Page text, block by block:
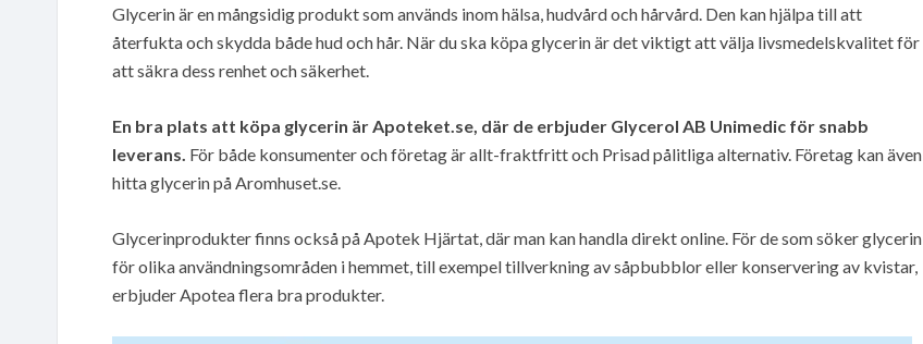
Glycerin är en mångsidig produkt som används inom hälsa, hudvård och hårvård. Den kan hjälpa till att
återfukta och skydda både hud och hår. När du ska köpa glycerin är det viktigt att välja livsmedelskvalitet för
att säkra dess renhet och säkerhet.
En bra plats att köpa glycerin är Apoteket.se, där de erbjuder Glycerol AB Unimedic för snabb
leverans. För både konsumenter och företag är allt-fraktfritt och Prisad pålitliga alternativ. Företag kan även
hitta glycerin på Aromhuset.se.
Glycerinprodukter finns också på Apotek Hjärtat, där man kan handla direkt online. För de som söker glycerin
för olika användningsområden i hemmet, till exempel tillverkning av såpbubblor eller konservering av kvistar,
erbjuder Apotea flera bra produkter.